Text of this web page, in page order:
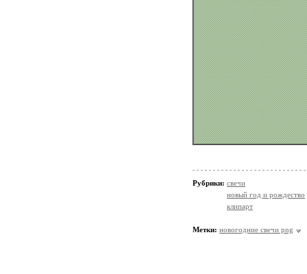
Рубрики: свечи
новый год и рождество
клипарт
Метки: новогодние свечи png